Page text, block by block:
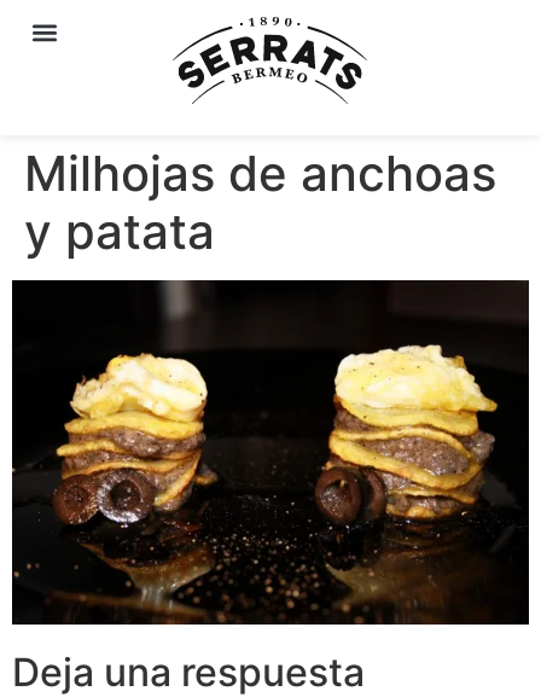
Milhojas de anchoas
y patata
Deja una respuesta